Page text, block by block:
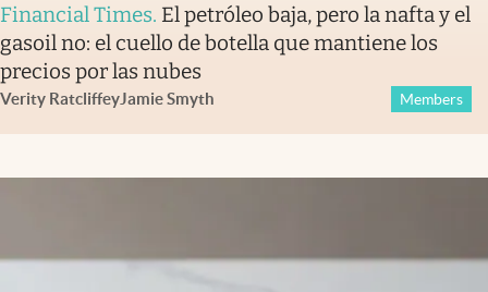
Financial Times. El petróleo baja, pero la nafta y el
gasoil no: el cuello de botella que mantiene los
precios por las nubes
Verity RatcliffeyJamie Smyth Members